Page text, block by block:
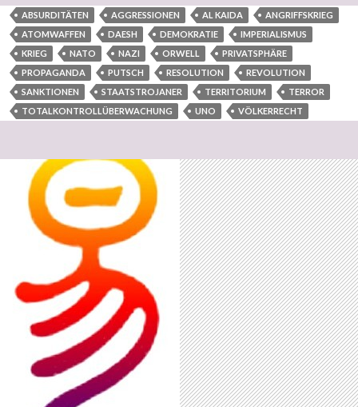
ABSURDITÄTEN AGGRESSIONEN AL KAIDA
ANGRIFFSKRIEG
ATOMWAFFEN
DAESH DEMOKRATIE
IMPERIALISMUS
KRIEG
NATO NAZI ORWELL
PRIVATSPHÄRE
PROPAGANDA
PUTSCH RESOLUTION
REVOLUTION
SANKTIONEN
STAATSTROJANER TERRITORIUM
TERROR
TOTALKONTROLLÜBERWACHUNG
UNO VÖLKERRECHT